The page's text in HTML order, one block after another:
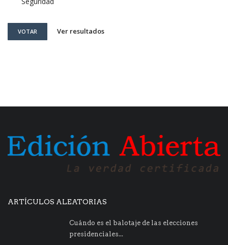
VOTAR Ver resultados
ARTÍCULOS ALEATORIAS
Cuándo es el balotaje de las elecciones
presidenciales...